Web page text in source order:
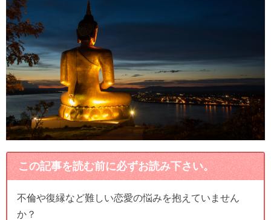
この記事を読む前に必ずお読み下さい。
不倫や復縁など難しい恋愛の悩みを抱えていません
か？